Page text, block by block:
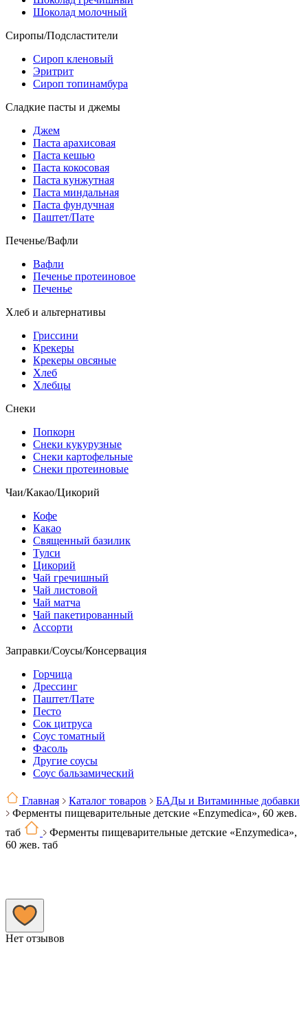
Шоколад молочный
Сиропы/Подсластители
Сироп кленовый
Эритрит
Сироп топинамбура
Сладкие пасты и джемы
Джем
Паста арахисовая
Паста кешью
Паста кокосовая
Паста кунжутная
Паста миндальная
Паста фундучная
Паштет/Пате
Печенье/Вафли
Вафли
Печенье протеиновое
Печенье
Хлеб и альтернативы
Гриссини
Крекеры
Крекеры овсяные
Хлеб
Хлебцы
Снеки
Попкорн
Снеки кукурузные
Снеки картофельные
Снеки протеиновые
Чаи/Какао/Цикорий
Кофе
Какао
Священный базилик
Тулси
Цикорий
Чай гречишный
Чай листовой
Чай матча
Чай пакетированный
Ассорти
Заправки/Соусы/Консервация
Горчица
Дрессинг
Паштет/Пате
Песто
Сок цитруса
Соус томатный
Фасоль
Другие соусы
Соус бальзамический
Главная Каталог товаров
БАДы и Витаминные добавки
Ферменты пищеварительные детские «Enzymedica», 60 жев.
таб
Ферменты пищеварительные детские «Enzymedica»,
60 жев. таб
Нет отзывов